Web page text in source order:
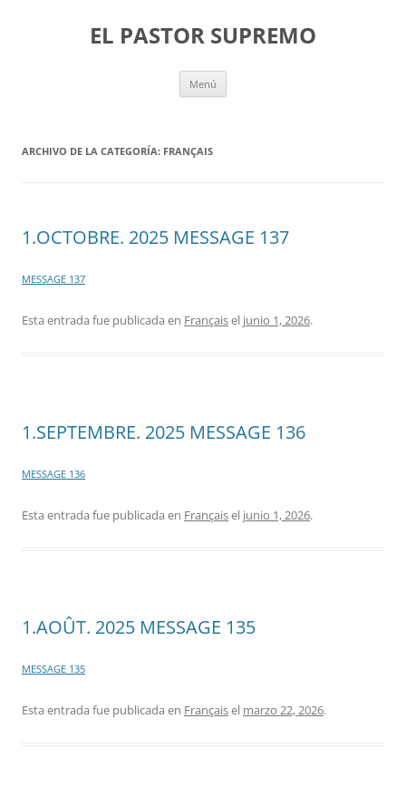
EL PASTOR SUPREMO
Menú
ARCHIVO DE LA CATEGORÍA: FRANÇAIS
1.OCTOBRE. 2025 MESSAGE 137
MESSAGE 137
Esta entrada fue publicada en Françaisel junio 1, 2026.
1.SEPTEMBRE. 2025 MESSAGE 136
MESSAGE 136
Esta entrada fue publicada en Françaisel junio 1, 2026.
1.AOÛT. 2025 MESSAGE 135
MESSAGE 135
Esta entrada fue publicada en Françaisel marzo 22, 2026.